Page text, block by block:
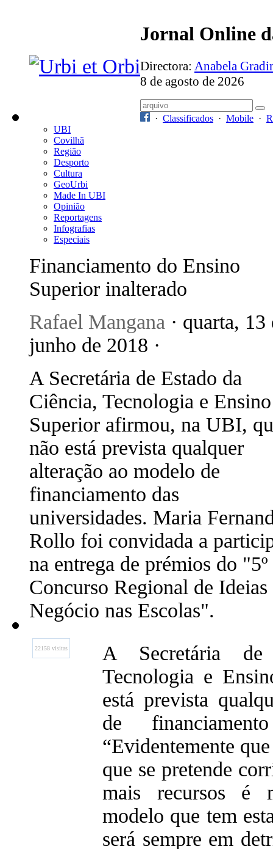
Jornal Online
Directora: Anabela
8 de agosto de 2026
· Classificados · Mobile ·
UBI
Covilhã
Região
Desporto
Cultura
GeoUrbi
Made In UBI
Opinião
Reportagens
Infografias
Especiais
Financiamento do Ensino
Superior inalterado
Rafael Mangana · quarta, 13
junho de 2018 ·
A Secretária de Estado da
Ciência, Tecnologia e Ensino
Superior afirmou, na UBI,
não está prevista qualquer
alteração ao modelo de
financiamento das
universidades. Maria
Rollo foi convidada a
na entrega de prémios do "5º
Concurso Regional de Ideias
Negócio nas Escolas".
22158 visitas
A Secretária
Tecnologia e
está prevista
de
“Evidentemente
que se pretende
mais recursos é
modelo que tem
será sempre em